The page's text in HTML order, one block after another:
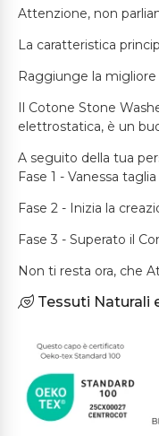
Attenzione, non
La caratteristica
Raggiunge la
Il Cotone Stone
elettrostatica, è un
A seguito della tua
Fase 1 - Vanessa
Fase 2 - Inizia la
Fase 3 - Superato il
Non ti resta ora, che
Tessuti Naturali